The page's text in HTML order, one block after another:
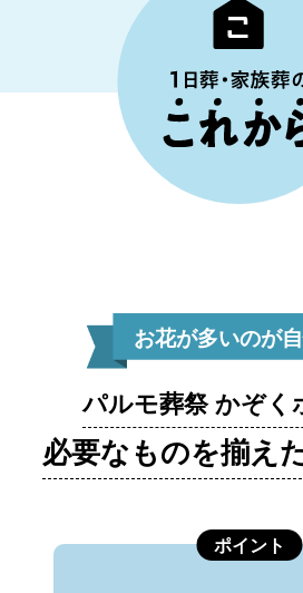
お花が多いのが
パルモ葬祭 かぞく
必要なものを揃え
ポイント